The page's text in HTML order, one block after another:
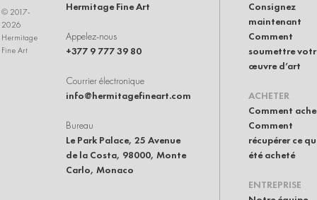
© 2017-
2026
Hermitage
Fine Art
Hermitage Fine Art
Appelez-nous
+377 9 777 39 80
Courrier électronique
info@hermitagefineart.com
Bureau
Le Park Palace, 25 Avenue
de la Costa, 98000, Monte
Carlo, Monaco
Consignez
maintenant
Comment
soumettre
œuvre d’art
ACHETER
Comment
Comment
récupérer ce
été acheté
ENTREPRISE